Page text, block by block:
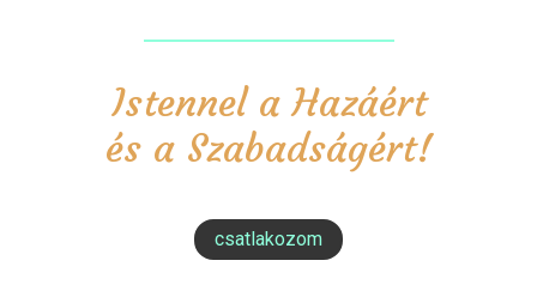
Istennel a Hazáért
és a Szabadságért!
csatlakozom